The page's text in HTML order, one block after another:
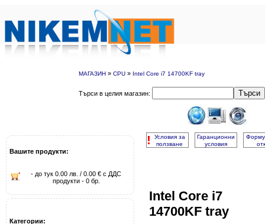
МАГАЗИН » CPU » Intel Core i7 14700KF tray
Търси в целия магазин: Търси
Вашите продукти:
- до тук 0.00 лв. / 0.00 € с ДДС
продукти - 0 бр.
Категории:
!
Условия за
ползване
Гаранционни
условия
Intel Core i7
14700KF tray